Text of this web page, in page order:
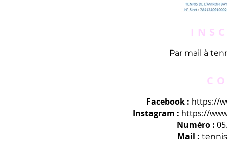
Par mail à
Facebook : https://
Instagram : https://
Numéro :
Mail :